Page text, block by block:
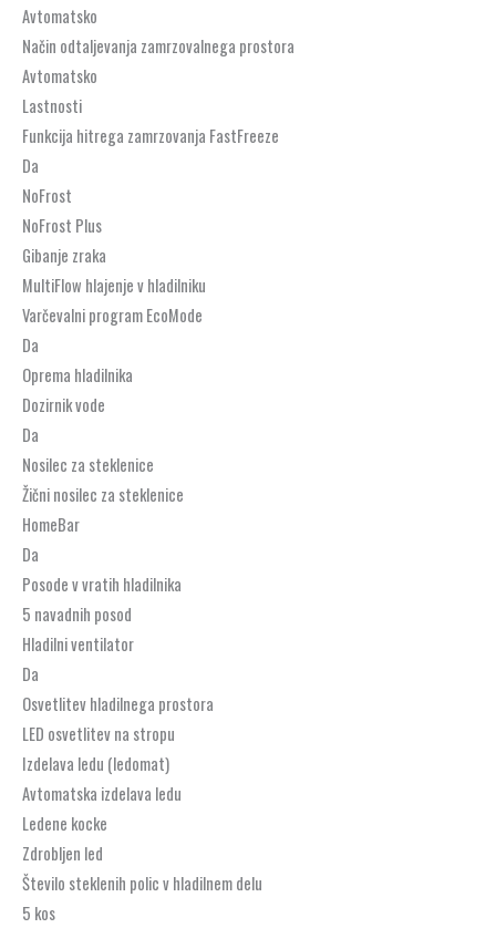
Avtomatsko
Način odtaljevanja zamrzovalnega prostora
Avtomatsko
Lastnosti
Funkcija hitrega zamrzovanja FastFreeze
Da
NoFrost
NoFrost Plus
Gibanje zraka
MultiFlow hlajenje v hladilniku
Varčevalni program EcoMode
Da
Oprema hladilnika
Dozirnik vode
Da
Nosilec za steklenice
Žični nosilec za steklenice
HomeBar
Da
Posode v vratih hladilnika
5 navadnih posod
Hladilni ventilator
Da
Osvetlitev hladilnega prostora
LED osvetlitev na stropu
Izdelava ledu (ledomat)
Avtomatska izdelava ledu
Ledene kocke
Zdrobljen led
Število steklenih polic v hladilnem delu
5 kos